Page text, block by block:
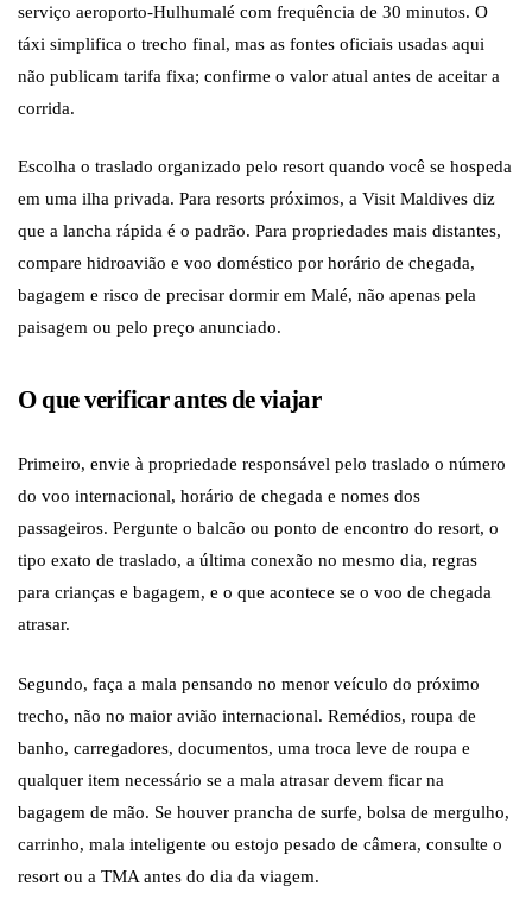
serviço aeroporto-Hulhumalé com frequência de 30 minutos. O
táxi simplifica o trecho final, mas as fontes oficiais usadas aqui
não publicam tarifa fixa; confirme o valor atual antes de aceitar a
corrida.
Escolha o traslado organizado pelo resort quando você se hospeda
em uma ilha privada. Para resorts próximos, a Visit Maldives diz
que a lancha rápida é o padrão. Para propriedades mais distantes,
compare hidroavião e voo doméstico por horário de chegada,
bagagem e risco de precisar dormir em Malé, não apenas pela
paisagem ou pelo preço anunciado.
O que verificar antes de viajar
Primeiro, envie à propriedade responsável pelo traslado o número
do voo internacional, horário de chegada e nomes dos
passageiros. Pergunte o balcão ou ponto de encontro do resort, o
tipo exato de traslado, a última conexão no mesmo dia, regras
para crianças e bagagem, e o que acontece se o voo de chegada
atrasar.
Segundo, faça a mala pensando no menor veículo do próximo
trecho, não no maior avião internacional. Remédios, roupa de
banho, carregadores, documentos, uma troca leve de roupa e
qualquer item necessário se a mala atrasar devem ficar na
bagagem de mão. Se houver prancha de surfe, bolsa de mergulho,
carrinho, mala inteligente ou estojo pesado de câmera, consulte o
resort ou a TMA antes do dia da viagem.